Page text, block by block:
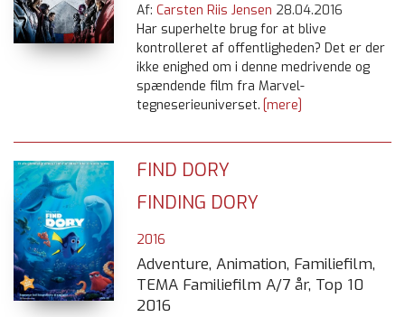
Af: Carsten Riis Jensen 28.04.2016
Har superhelte brug for at blive
kontrolleret af offentligheden? Det er der
ikke enighed om i denne medrivende og
spændende film fra Marvel-
tegneserieuniverset. [mere]
FIND DORY
FINDING DORY
2016
Adventure, Animation, Familiefilm,
TEMA Familiefilm A/7 år, Top 10
2016